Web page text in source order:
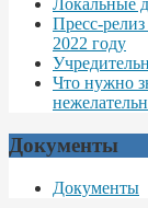
Локальные
Пресс-
2022 году
Что нужно
Документы
Документы